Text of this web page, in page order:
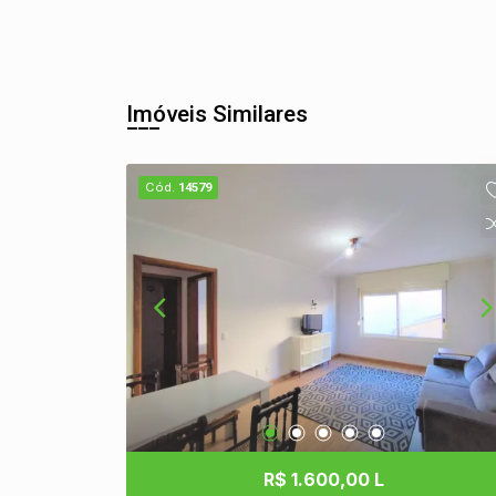
Imóveis Similares
Cód. 14579
R$ 1.600,00 L